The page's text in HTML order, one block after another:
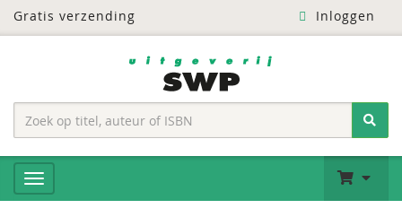
Gratis verzending Inloggen